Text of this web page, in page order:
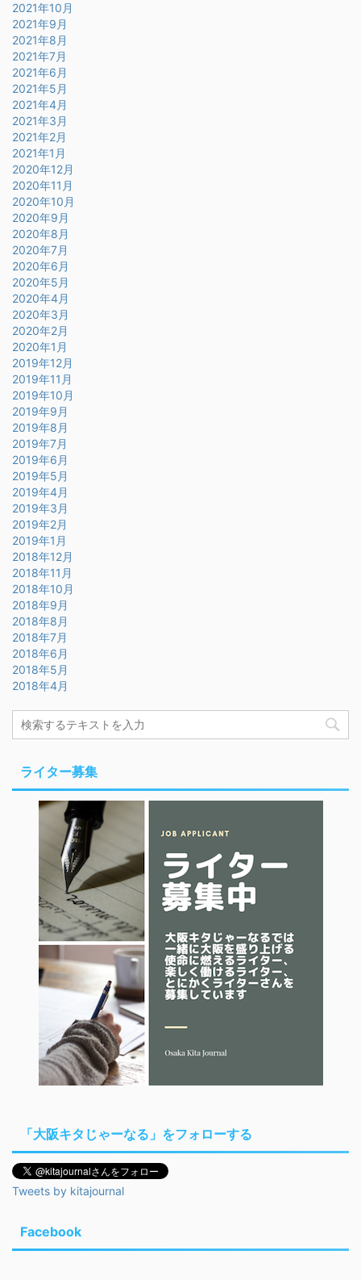
2021年10月
2021年9月
2021年8月
2021年7月
2021年6月
2021年5月
2021年4月
2021年3月
2021年2月
2021年1月
2020年12月
2020年11月
2020年10月
2020年9月
2020年8月
2020年7月
2020年6月
2020年5月
2020年4月
2020年3月
2020年2月
2020年1月
2019年12月
2019年11月
2019年10月
2019年9月
2019年8月
2019年7月
2019年6月
2019年5月
2019年4月
2019年3月
2019年2月
2019年1月
2018年12月
2018年11月
2018年10月
2018年9月
2018年8月
2018年7月
2018年6月
2018年5月
2018年4月
ライター募集
「大阪キタじゃーなる」をフォローする
Tweets by kitajournal
Facebook